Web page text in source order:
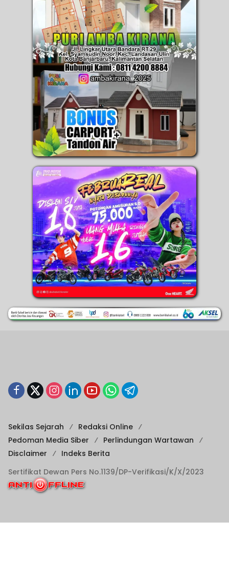
Sekilas Sejarah
Redaksi Online
Pedoman Media Siber
Perlindungan Wartawan
Disclaimer
Indeks Berita
Sertifikat Dewan Pers No.1139/DP-Verifikasi/K/X/2023